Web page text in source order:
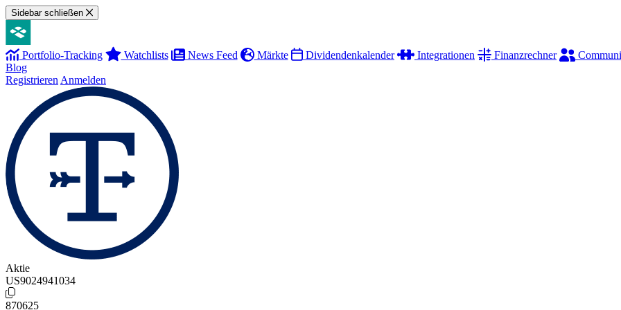
Sidebar schließen
Portfolio-Tracking Watchlists News Feed Märkte Dividendenkalender Integrationen Finanzrechner
Blog
Registrieren Anmelden
Aktie
US9024941034
870625